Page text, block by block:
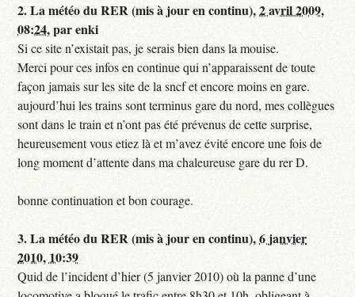
2.La météo du RER (mis à jour en continu),2 avril 2009,
08:24,parenki
Si ce site n’existait pas, je serais bien dans la mouise.
Merci pour ces infos en continue qui n’apparaissent de toute
façon jamais sur les site de la sncf et encore moins en gare.
aujourd’hui les trains sont terminus gare du nord, mes collègues
sont dans le train et n’ont pas été prévenus de cette surprise,
heureusement vous etiez là et m’avez évité encore une fois de
long moment d’attente dans ma chaleureuse gare du rer D.
bonne continuation et bon courage.
3.La météo du RER (mis à jour en continu),6 janvier
2010, 10:39
Quid de l’incident d’hier (5 janvier 2010) où la panne d’une